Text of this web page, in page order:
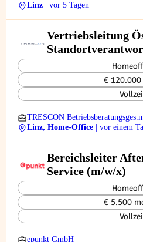
Linz
| vor 5 Tagen
Vertriebsleitung
€ 120.000
TRESCON
Linz, Home-Office
| vor einem
Bereichsleiter
Service (m/w/x)
€ 5.500
epunkt GmbH